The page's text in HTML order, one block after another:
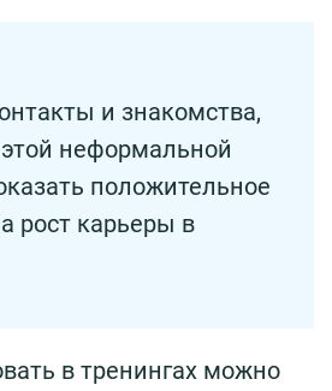
и знакомства,
неформальной
положительное
рост карьеры в
в тренингах можно